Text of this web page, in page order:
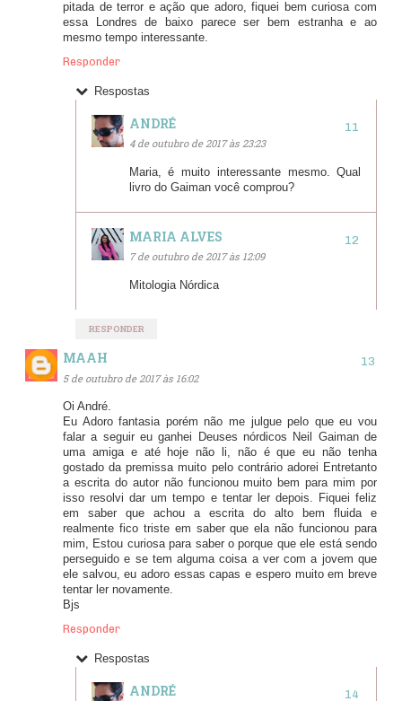
pitada de terror e ação que adoro, fiquei bem curiosa com
essa Londres de baixo parece ser bem estranha e ao
mesmo tempo interessante.
Responder
Respostas
ANDRÉ
4 de outubro de 2017 às 23:23
Maria, é muito interessante mesmo. Qual
livro do Gaiman você comprou?
MARIA ALVES
7 de outubro de 2017 às 12:09
Mitologia Nórdica
RESPONDER
MAAH
5 de outubro de 2017 às 16:02
Oi André.
Eu Adoro fantasia porém não me julgue pelo que eu vou
falar a seguir eu ganhei Deuses nórdicos Neil Gaiman de
uma amiga e até hoje não li, não é que eu não tenha
gostado da premissa muito pelo contrário adorei Entretanto
a escrita do autor não funcionou muito bem para mim por
isso resolvi dar um tempo e tentar ler depois. Fiquei feliz
em saber que achou a escrita do alto bem fluida e
realmente fico triste em saber que ela não funcionou para
mim, Estou curiosa para saber o porque que ele está sendo
perseguido e se tem alguma coisa a ver com a jovem que
ele salvou, eu adoro essas capas e espero muito em breve
tentar ler novamente.
Bjs
Responder
Respostas
ANDRÉ